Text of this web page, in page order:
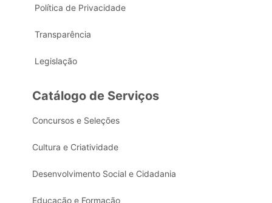
Política de Privacidade
Transparência
Legislação
Catálogo de Serviços
Concursos e Seleções
Cultura e Criatividade
Desenvolvimento Social e Cidadania
Educação e Formação